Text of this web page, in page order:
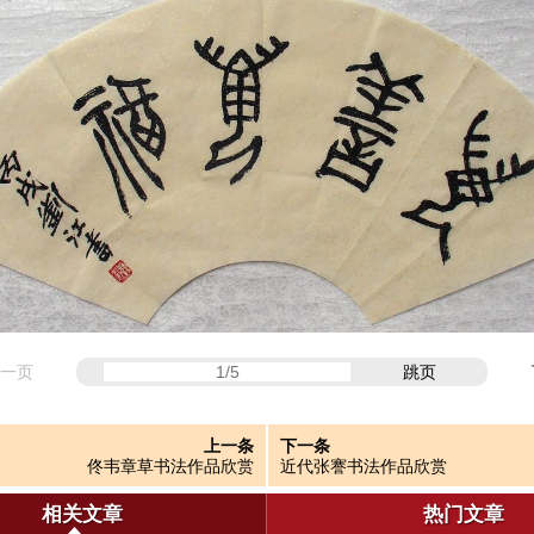
页 跳页
上一条
佟韦章草书法作品欣赏
下一条
近代张謇书法作品欣赏
相关文章 热门文章